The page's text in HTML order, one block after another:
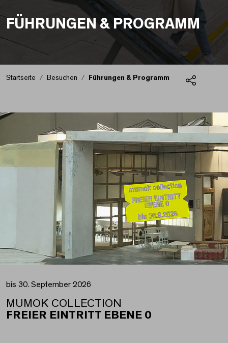
FÜHRUNGEN & PROGRAMM
Startseite Besuchen Führungen & Programm
Führungen &
bis 30. September 2026
MUMOK COLLECTION
FREIER EINTRITT EBENE 0